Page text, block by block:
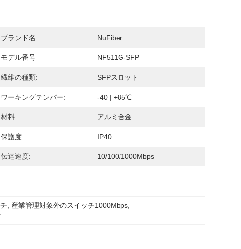
ブランド名 NuFiber
モデル番号 NF511G-SFP
繊維の種類: SFPスロット
ワーキングテンパー: -40 | +85℃
材料: アルミ合金
保護度: IP40
伝達速度: 10/100/1000Mbps
産業管理対象外のスイッチ1000Mbps